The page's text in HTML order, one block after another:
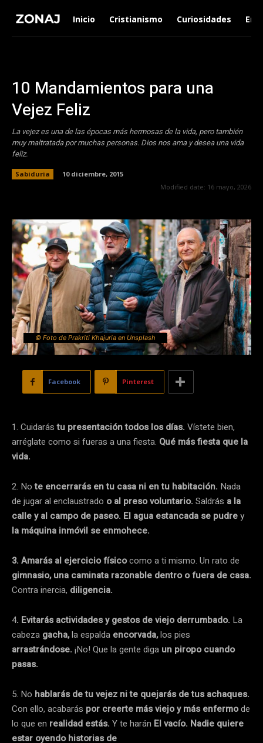
Inicio Cristianismo Curiosidades
10 Mandamientos para una
Vejez Feliz
La vejez es una de las épocas más hermosas de la vida, pero también
muy maltratada por muchas personas. Dios nos ama y desea una vida
feliz.
Sabiduria
10 diciembre, 2015
Modified date: 16 mayo, 2026
© Foto de Prakriti Khajuria en Unsplash
Facebook Pinterest
1. Cuidarástu presentación todos los días. Vístete bien,
arréglate como si fueras a una fiesta. Qué más fiesta que la
vida.
2. Note encerrarás en tu casa ni en tu habitación. Nada
de jugar al enclaustrado o al preso voluntario. Saldrás a la
calle y al campo de paseo. El agua estancada se pudrey
la máquina inmóvil se enmohece.
3. Amarás al ejercicio físicocomo a ti mismo. Un rato de
gimnasio, una caminata razonable dentro o fuera de casa.
Contra inercia, diligencia.
4. Evitarás actividades y gestos de viejo derrumbado. La
cabeza gacha,la espalda encorvada,los pies
arrastrándose. ¡No! Que la gente diga un piropo cuando
pasas.
5. No hablarás de tu vejez ni te quejarás de tus achaques.
Con ello, acabarás por creerte más viejo y más enfermode
lo que en realidad estás. Y te harán El vacío. Nadie quiere
estar oyendo historias de